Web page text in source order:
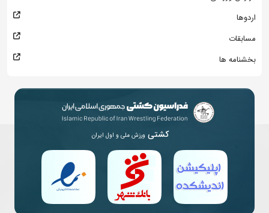
اردوها
مسابقات
بخشنامه ها
کشتی ورزش ملی و اول ایران